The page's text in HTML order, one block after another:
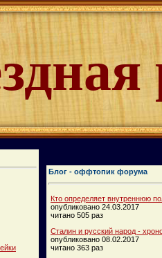
Блог - оффтопик форума
Кто определяет внутреннюю
опубликовано 24.03.2017
читано 505 раз
Сталин и русский народ -
опубликовано 08.02.2017
читано 363 раз